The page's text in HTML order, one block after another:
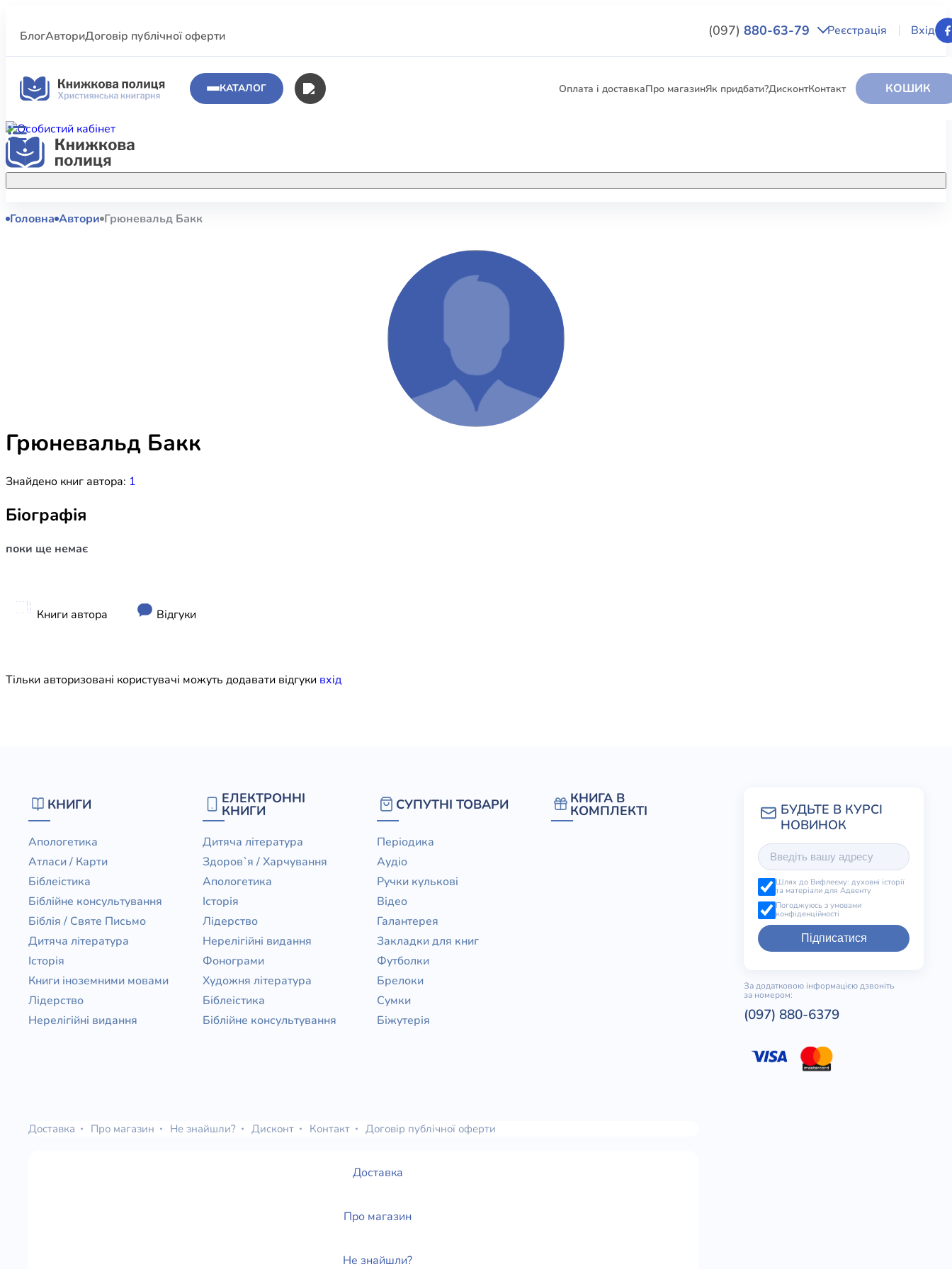
БлогАвториДоговір публічної оферти (097) 880-63-79 Реєстрація Вхід
КАТАЛОГ Оплата і доставкаПро магазинЯк придбати?ДисконтКонтакт КОШИК
Акційні пропозиції
КНИГИ
Біблійне консультування
Художня література
ЕЛЕКТРОННІ КНИГИ
КНИГА В КОМПЛЕКТІ
Головна Автори Грюневальд Бакк
Грюневальд Бакк
Знайдено книг автора: 1
Біографія
поки ще немає
Книги автора Відгуки
Тільки авторизовані користувачі можуть додавати відгуки вхiд
КНИГИ
Апологетика
Атласи / Карти
Біблеістика
Біблійне консультування
Біблія / Святе Письмо
Дитяча література
Історія
Книги іноземними мовами
Лідерство
Нерелігійні видання
ЕЛЕКТРОННІ
КНИГИ
Дитяча література
Здоров`я / Харчування
Апологетика
Історія
Лідерство
Нерелігійні видання
Фонограми
Художня література
Біблеістика
Біблійне консультування
СУПУТНІ ТОВАРИ
Періодика
Аудіо
Ручки кулькові
Відео
Галантерея
Закладки для книг
Футболки
Брелоки
Сумки
Біжутерія
КНИГА В
КОМПЛЕКТІ
Шлях до Вифлеєму: духовні історії
та матеріали для Адвенту
Погоджуюсь з умовами
конфіденційності
Підписатися
За додатковою інформацією дзвоніть
за номером:
(097) 880-6379
Доставка Про магазин Не знайшли? Дисконт Контакт Договір публічної оферти
Доставка
Про магазин
Не знайшли?